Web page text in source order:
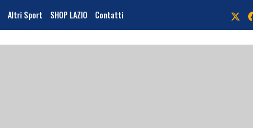
Altri Sport SHOP LAZIO Contatti